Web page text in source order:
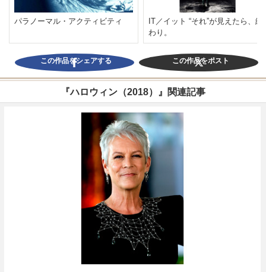
パラノーマル・アクティビティ
IT／イット “それ”が見えたら、終
わり。
この作品をシェアする この作品をポスト
『ハロウィン（2018）』関連記事